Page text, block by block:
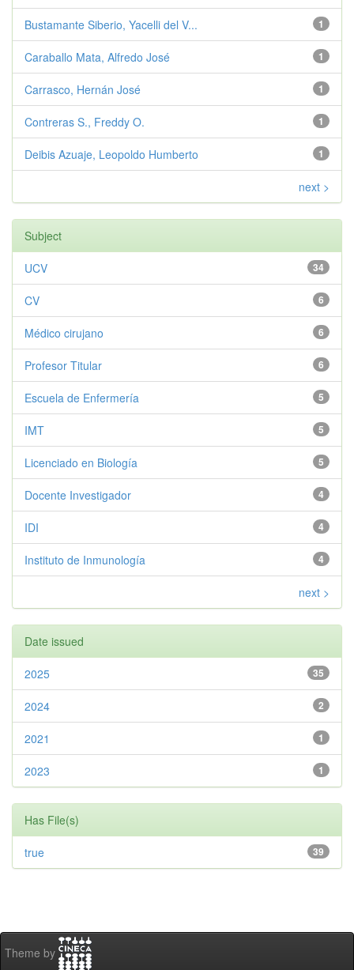
1
Bustamante Siberio, Yacelli del V...
1
Caraballo Mata, Alfredo José
1
Carrasco, Hernán José
1
Contreras S., Freddy O.
1
Deibis Azuaje, Leopoldo Humberto
next >
Subject
34
UCV
6
CV
6
Médico cirujano
6
Profesor Titular
5
Escuela de Enfermería
5
IMT
5
Licenciado en Biología
4
Docente Investigador
4
IDI
4
Instituto de Inmunología
next >
Date issued
35
2025
2
2024
1
2021
1
2023
Has File(s)
39
true
Theme by